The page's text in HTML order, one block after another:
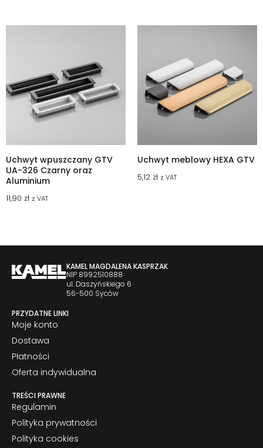
Uchwyt wpuszczany GTV
UA-326 Czarny oraz
Aluminium
11,90 zł z VAT
Uchwyt meblowy HEXA GTV
5,12 zł z VAT
KAMEL MAGDALENA KASPRZAK
NIP 8992510888
ul. Daszyńskiego 6
56-500 Syców
PRZYDATNE LINKI
Moje konto
Dostawa
Płatności
Oferta indywidualna
TREŚCI PRAWNE
Regulamin
Polityka prywatności
Polityka cookies